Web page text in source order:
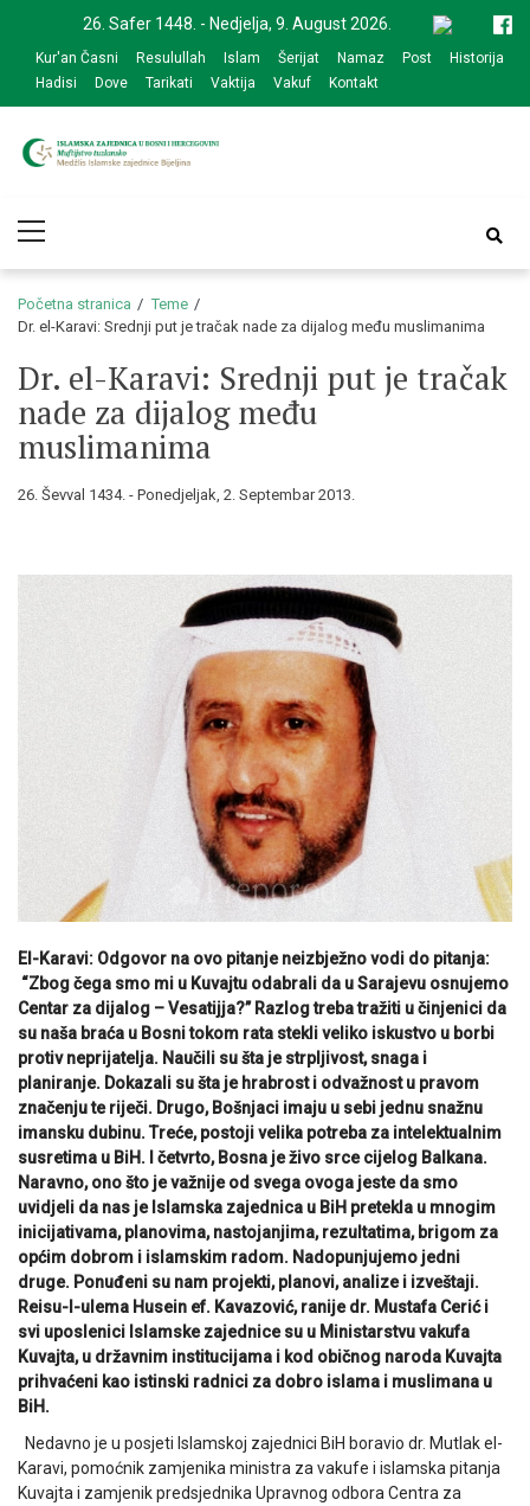
navigation
content
26. Safer 1448. - Nedjelja, 9. August 2026.
Kur'an Časni Resulullah Islam Šerijat Namaz Post
Historija
Hadisi
Dove Tarikati Vaktija Vakuf Kontakt
zajednice Bijeljina
Menu
Početna stranica
Teme
Dr. el-Karavi: Srednji put je tračak nade za dijalog među muslimanima
Dr. el-Karavi: Srednji put je tračak
nade za dijalog među
muslimanima
26. Ševval 1434. - Ponedjeljak, 2. Septembar 2013.
El-Karavi: Odgovor na ovo pitanje neizbježno vodi do pitanja:
“Zbog čega smo mi u Kuvajtu odabrali da u Sarajevu osnujemo
Centar za dijalog – Vesatijja?” Razlog treba tražiti u činjenici da
su naša braća u Bosni tokom rata stekli veliko iskustvo u borbi
protiv neprijatelja. Naučili su šta je strpljivost, snaga i
planiranje. Dokazali su šta je hrabrost i odvažnost u pravom
značenju te riječi. Drugo, Bošnjaci imaju u sebi jednu snažnu
imansku dubinu. Treće, postoji velika potreba za intelektualnim
susretima u BiH. I četvrto, Bosna je živo srce cijelog Balkana.
Naravno, ono što je važnije od svega ovoga jeste da smo
uvidjeli da nas je Islamska zajednica u BiH pretekla u mnogim
inicijativama, planovima, nastojanjima, rezultatima, brigom za
općim dobrom i islamskim radom. Nadopunjujemo jedni
druge. Ponuđeni su nam projekti, planovi, analize i izveštaji.
Reisu-l-ulema Husein ef. Kavazović, ranije dr. Mustafa Cerić i
svi uposlenici Islamske zajednice su u Ministarstvu vakufa
Kuvajta, u državnim institucijama i kod običnog naroda Kuvajta
prihvaćeni kao istinski radnici za dobro islama i muslimana u
BiH.
Nedavno je u posjeti Islamskoj zajednici BiH boravio dr. Mutlak el-
Karavi, pomoćnik zamjenika ministra za vakufe i islamska pitanja
Kuvajta i zamjenik predsjednika Upravnog odbora Centra za